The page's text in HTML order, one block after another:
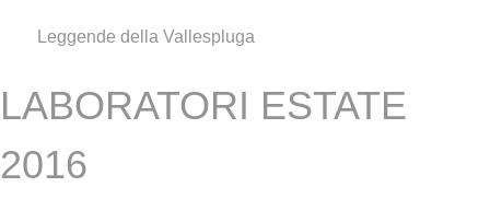
Leggende della Vallespluga
LABORATORI ESTATE
2016